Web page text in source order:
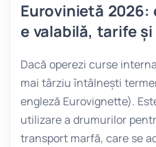
Eurovinietă
e valabilă, tarife
Dacă operezi curse
mai târziu întâlnești
engleză Eurovignette).
utilizare a drumurilor
transport marfă, care se